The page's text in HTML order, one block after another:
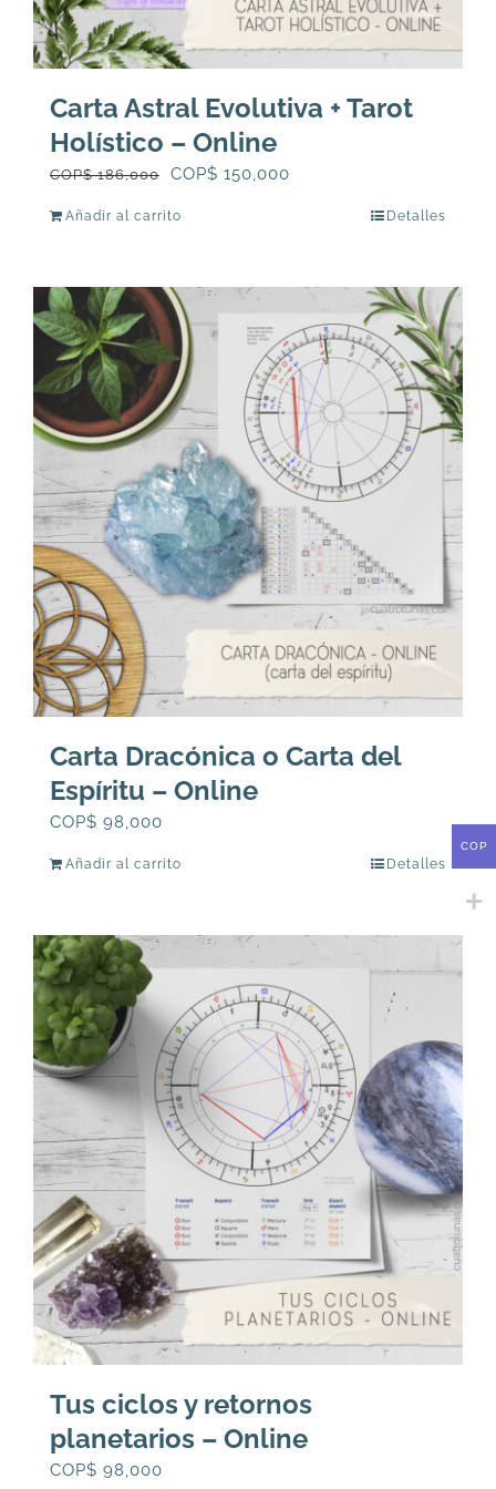
Carta Astral Evolutiva + Tarot
Holístico – Online
COP$186,000
El
COP$
186,000.
COP$ 150,000
COP$
150,000.
Añadir al carrito Detalles
Carta Dracónica o Carta del
Espíritu – Online
COP$ 98,000
Añadir al carrito Detalles
Tus ciclos y retornos
planetarios – Online
COP$ 98,000
COP